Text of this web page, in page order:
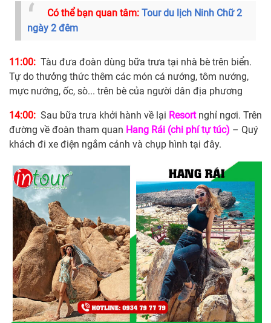
Có thể bạn quan tâm: Tour du lịch Ninh Chữ 2
ngày 2 đêm
11:00: Tàu đưa đoàn dùng bữa trưa tại nhà bè trên biển.
Tự do thưởng thức thêm các món cá nướng, tôm nướng,
mực nướng, ốc, sò... trên bè của người dân địa phương
14:00: Sau bữa trưa khởi hành về lại Resort nghỉ ngơi. Trên
đường về đoàn tham quan Hang Rái (chi phí tự túc) – Quý
khách đi xe điện ngắm cảnh và chụp hình tại đây.